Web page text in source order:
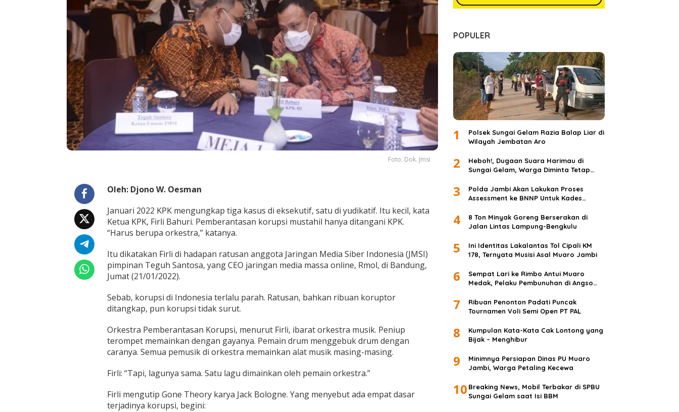
n
g
k
e
W
u
j
k
u
n
I
n
d
n
e
s
a
Foto: Dok. Jmsi
Oleh: Djono W. Oesman
Januari 2022 KPK mengungkap tiga kasus di eksekutif, satu di yudikatif. Itu kecil, kata
Ketua KPK, Firli Bahuri. Pemberantasan korupsi mustahil hanya ditangani KPK.
“Harus berupa orkestra,” katanya.
Itu dikatakan Firli di hadapan ratusan anggota Jaringan Media Siber Indonesia (JMSI)
pimpinan Teguh Santosa, yang CEO jaringan media massa online, Rmol, di Bandung,
Jumat (21/01/2022).
Sebab, korupsi di Indonesia terlalu parah. Ratusan, bahkan ribuan koruptor
ditangkap, pun korupsi tidak surut.
Orkestra Pemberantasan Korupsi, menurut Firli, ibarat orkestra musik. Peniup
terompet memainkan dengan gayanya. Pemain drum menggebuk drum dengan
caranya. Semua pemusik di orkestra memainkan alat musik masing-masing.
Firli: “Tapi, lagunya sama. Satu lagu dimainkan oleh pemain orkestra.”
Firli mengutip Gone Theory karya Jack Bologne. Yang menyebut ada empat dasar
terjadinya korupsi, begini:
POPULER
1
Polsek Sungai Gelam Razia Balap Liar di
Wilayah Jembatan Aro
2
Heboh!, Dugaan Suara Harimau di
Sungai Gelam, Warga Diminta Tetap
3
Polda Jambi Akan Lakukan Proses
Assessment ke BNNP Untuk Kades
4
8 Ton Minyak Goreng Berserakan di
Jalan Lintas Lampung-Bengkulu
5
Ini Identitas Lakalantas Tol Cipali KM
178, Ternyata Musisi Asal Muaro Jambi
6
Sempat Lari ke Rimbo Antui Muaro
Medak, Pelaku Pembunuhan di Angso
7
Ribuan Penonton Padati Puncak
Tournamen Voli Semi Open PT PAL
8
Kumpulan Kata-Kata Cak Lontong yang
Bijak – Menghibur
9
Minimnya Persiapan Dinas PU Muaro
Jambi, Warga Petaling Kecewa
10 Breaking News, Mobil Terbakar di SPBU
Sungai Gelam saat Isi BBM